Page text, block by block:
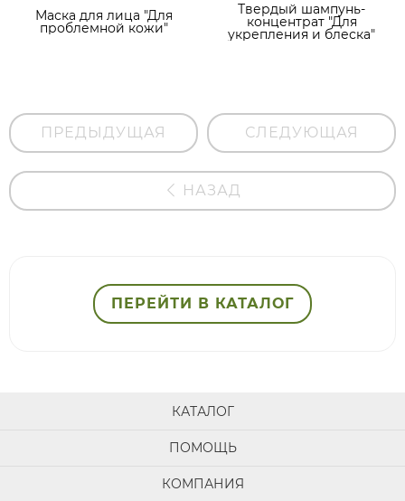
Маска для лица "Для
проблемной кожи"
Твердый шампунь-
концентрат "Для
укрепления и блеска"
ПРЕДЫДУЩАЯ СЛЕДУЮЩАЯ
НАЗАД
ПЕРЕЙТИ В КАТАЛОГ
КАТАЛОГ
ПОМОЩЬ
КОМПАНИЯ